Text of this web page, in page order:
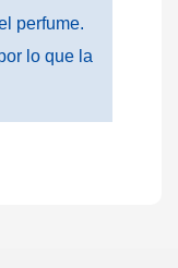
perfume.
lo que la